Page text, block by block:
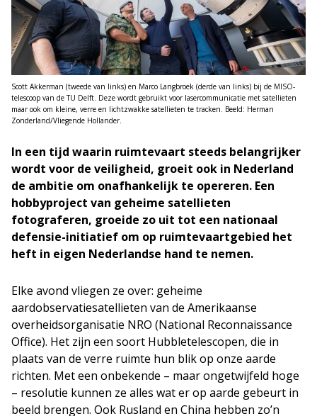
Scott Akkerman (tweede van links) en Marco Langbroek (derde van links) bij de MISO-
telescoop van de TU Delft. Deze wordt gebruikt voor lasercommunicatie met satellieten
maar ook om kleine, verre en lichtzwakke satellieten te tracken. Beeld: Herman
Zonderland/Vliegende Hollander.
In een tijd waarin ruimtevaart steeds belangrijker
wordt voor de veiligheid, groeit ook in Nederland
de ambitie om onafhankelijk te opereren. Een
hobbyproject van geheime satellieten
fotograferen, groeide zo uit tot een nationaal
defensie-initiatief om op ruimtevaartgebied het
heft in eigen Nederlandse hand te nemen.
Elke avond vliegen ze over: geheime
aardobservatiesatellieten van de Amerikaanse
overheidsorganisatie NRO (National Reconnaissance
Office). Het zijn een soort Hubbletelescopen, die in
plaats van de verre ruimte hun blik op onze aarde
richten. Met een onbekende – maar ongetwijfeld hoge
– resolutie kunnen ze alles wat er op aarde gebeurt in
beeld brengen. Ook Rusland en China hebben zo’n